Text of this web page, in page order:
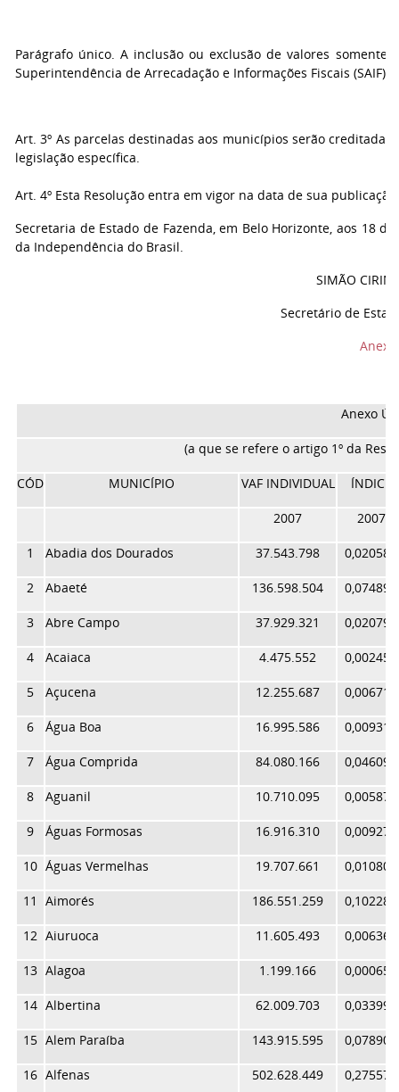
Parágrafo único. A inclusão ou exclusão de valores
Superintendência de Arrecadação e Informações Fiscais (SAIF).
Art. 3º As parcelas destinadas aos municípios serão
legislação específica.
Art. 4º Esta Resolução entra em vigor na data de sua publicação.
Secretaria de Estado de Fazenda, em Belo Horizonte, aos 18
da Independência do Brasil.
SIMÃO
Secretário de
Anexo
Anexo
(a que se refere o artigo 1º da
CÓD MUNICÍPIO VAF INDIVIDUAL ÍNDICE
2007 2007
1 Abadia dos Dourados 37.543.798 0,020584
2 Abaeté 136.598.504 0,074894
3 Abre Campo 37.929.321 0,020796
4 Acaiaca 4.475.552 0,002454
5 Açucena 12.255.687 0,006719
6 Água Boa 16.995.586 0,009318
7 Água Comprida 84.080.166 0,046099
8 Aguanil 10.710.095 0,005872
9 Águas Formosas 16.916.310 0,009275
10 Águas Vermelhas 19.707.661 0,010805
11 Aimorés 186.551.259 0,102281
12 Aiuruoca 11.605.493 0,006363
13 Alagoa 1.199.166 0,000657
14 Albertina 62.009.703 0,033998
15 Alem Paraíba 143.915.595 0,078905
16 Alfenas 502.628.449 0,275579